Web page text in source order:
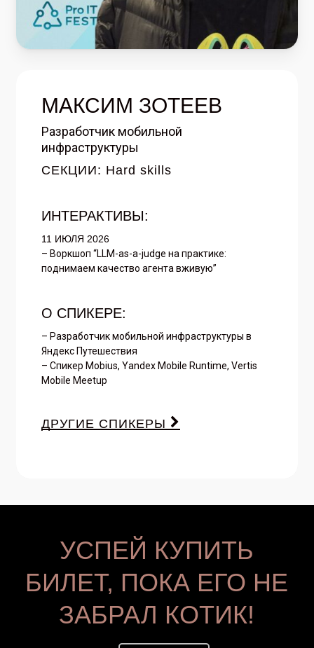
МАКСИМ ЗОТЕЕВ
Разработчик мобильной
инфраструктуры
СЕКЦИИ: Hard skills
ИНТЕРАКТИВЫ:
11 ИЮЛЯ 2026
– Воркшоп “LLM-as-a-judge на практике:
поднимаем качество агента вживую”
О СПИКЕРЕ:
– Разработчик мобильной инфраструктуры в
Яндекс Путешествия
– Спикер Mobius, Yandex Mobile Runtime, Vertis
Mobile Meetup
ДРУГИЕ СПИКЕРЫ
УСПЕЙ КУПИТЬ
БИЛЕТ, ПОКА ЕГО НЕ
ЗАБРАЛ КОТИК!